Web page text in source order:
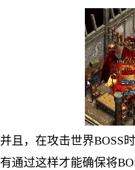
并且，在攻击世界BOSS
有通过这样才能确保将